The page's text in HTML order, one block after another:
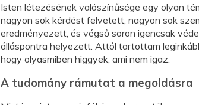
Isten létezésének valószínűsége egy olyan
nagyon sok kérdést felvetett, nagyon sok
eredményezett, és végső soron igencsak
álláspontra helyezett. Attól tartottam
hogy olyasmiben higgyek, ami nem igaz.
A tudomány rámutat a megoldásra